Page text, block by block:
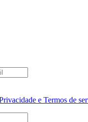
e Termos de